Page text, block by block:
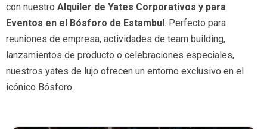
con nuestro Alquiler de Yates Corporativos y para
Eventos en el Bósforo de Estambul. Perfecto para
reuniones de empresa, actividades de team building,
lanzamientos de producto o celebraciones especiales,
nuestros yates de lujo ofrecen un entorno exclusivo en el
icónico Bósforo.